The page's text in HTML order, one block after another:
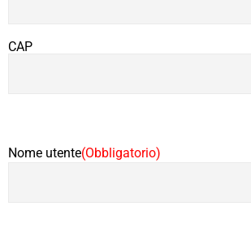
CAP
Nome utente(Obbligatorio)